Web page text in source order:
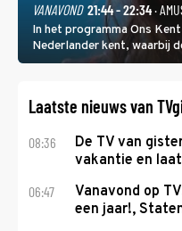
VANAVOND 21:44 - 22:34·
In het programma Ons
Nederlander kent, waarbij
het samen met rapper
Laatste nieuws van
08:36
De TV van
vakantie en
06:47
Vanavond op
een jaar!,